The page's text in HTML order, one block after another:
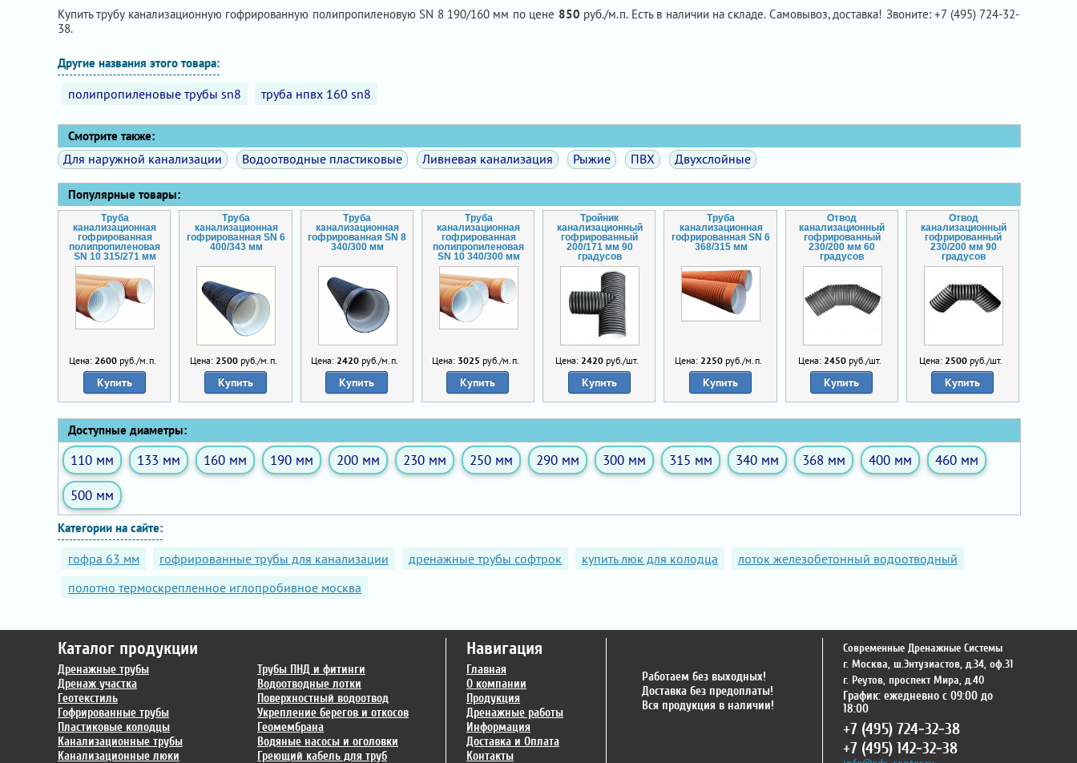
Купить трубу канализационную гофрированную полипропиленовую SN 8 190/160 мм по цене 850 руб./м.п. Есть в наличии на складе. Самовывоз, доставка! Звоните: +7 (495) 724-32-
38.
Другие названия этого товара:
полипропиленовые трубы sn8 труба нпвх 160 sn8
Смотрите также:
Для наружной канализации Водоотводные пластиковые Ливневая канализация Рыжие ПВХ Двухслойные
Популярные товары:
Труба
канализационная
гофрированная
полипропиленовая
SN 10 315/271 мм
Цена: 2600руб./м.п.
Купить
Труба
канализационная
гофрированная SN 6
400/343 мм
Цена: 2500руб./м.п.
Купить
Труба
канализационная
гофрированная SN 8
340/300 мм
Цена:2420 руб./м.п.
Купить
Труба
канализационная
гофрированная
полипропиленовая
SN 10 340/300 мм
Цена: 3025 руб./м.п.
Купить
Тройник
канализационный
гофрированный
200/171 мм 90
градусов
Цена:2420 руб./шт.
Купить
Труба
канализационная
гофрированная SN 6
368/315 мм
Цена: 2250руб./м.п.
Купить
Отвод
канализационный
гофрированный
230/200 мм 60
градусов
Цена: 2450руб./шт.
Купить
Отвод
канализационный
гофрированный
230/200 мм 90
градусов
Цена: 2500руб./шт.
Купить
Доступные диаметры:
110 мм 133 мм 160 мм 190 мм 200 мм 230 мм 250 мм 290 мм 300 мм 315 мм 340 мм 368 мм 400 мм
460 мм
500 мм
Категории на сайте:
гофра 63 мм гофрированные трубы для канализации дренажные трубы софтрок купить люк для колодца
лоток железобетонный водоотводный
полотно термоскрепленное иглопробивное москва
Каталог продукции
Дренажные трубы
Дренаж участка
Геотекстиль
Гофрированные трубы
Пластиковые колодцы
Канализационные трубы
Канализационные люки
Трубы ПНД и фитинги
Водоотводные лотки
Поверхностный водоотвод
Укрепление берегов и откосов
Геомембрана
Водяные насосы и оголовки
Греющий кабель для труб
Навигация
Главная
О компании
Продукция
Дренажные работы
Информация
Доставка и Оплата
Контакты
Работаем без выходных!
Доставка без предоплаты!
Вся продукция в наличии!
Современные Дренажные Системы
г. Москва, ш.Энтузиастов, д.34, оф.31
г. Реутов, проспект Мира, д.40
График: ежедневно с 09:00 до
18:00
+7 (495) 724-32-38
+7 (495) 142-32-38